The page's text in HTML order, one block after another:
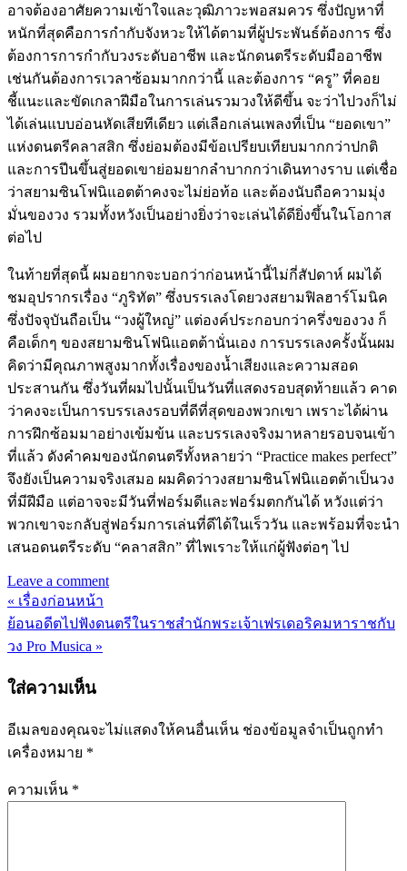
อาจต้องอาศัยความเข้าใจและวุฒิภาวะพอสมควร ซึ่งปัญหาที่
หนักที่สุดคือการกำกับจังหวะให้ได้ตามที่ผู้ประพันธ์ต้องการ ซึ่ง
ต้องการการกำกับวงระดับอาชีพ และนักดนตรีระดับมืออาชีพ
เช่นกันต้องการเวลาซ้อมมากกว่านี้ และต้องการ “ครู” ที่คอย
ชี้แนะและขัดเกลาฝีมือในการเล่นรวมวงให้ดีขึ้น จะว่าไปวงก็ไม่
ได้เล่นแบบอ่อนหัดเสียทีเดียว แต่เลือกเล่นเพลงที่เป็น “ยอดเขา”
แห่งดนตรีคลาสสิก ซึ่งย่อมต้องมีข้อเปรียบเทียบมากกว่าปกติ
และการปีนขึ้นสู่ยอดเขาย่อมยากลำบากกว่าเดินทางราบ แต่เชื่อ
ว่าสยามซินโฟนิแอตต้าคงจะไม่ย่อท้อ และต้องนับถือความมุ่ง
มั่นของวง รวมทั้งหวังเป็นอย่างยิ่งว่าจะเล่นได้ดียิ่งขึ้นในโอกาส
ต่อไป
ในท้ายที่สุดนี้ ผมอยากจะบอกว่าก่อนหน้านี้ไม่กี่สัปดาห์ ผมได้
ชมอุปรากรเรื่อง “ภูริทัต” ซึ่งบรรเลงโดยวงสยามฟิลฮาร์โมนิค
ซึ่งปัจจุบันถือเป็น “วงผู้ใหญ่” แต่องค์ประกอบกว่าครึ่งของวง ก็
คือเด็กๆ ของสยามซินโฟนิแอตต้านั่นเอง การบรรเลงครั้งนั้นผม
คิดว่ามีคุณภาพสูงมากทั้งเรื่องของน้ำเสียงและความสอด
ประสานกัน ซึ่งวันที่ผมไปนั้นเป็นวันที่แสดงรอบสุดท้ายแล้ว คาด
ว่าคงจะเป็นการบรรเลงรอบที่ดีที่สุดของพวกเขา เพราะได้ผ่าน
การฝึกซ้อมมาอย่างเข้มข้น และบรรเลงจริงมาหลายรอบจนเข้า
ที่แล้ว ดังคำคมของนักดนตรีทั้งหลายว่า “Practice makes perfect”
จึงยังเป็นความจริงเสมอ ผมคิดว่าวงสยามซินโฟนิแอตต้าเป็นวง
ที่มีฝีมือ แต่อาจจะมีวันที่ฟอร์มดีและฟอร์มตกกันได้ หวังแต่ว่า
พวกเขาจะกลับสู่ฟอร์มการเล่นที่ดีได้ในเร็ววัน และพร้อมที่จะนำ
เสนอดนตรีระดับ “คลาสสิก” ที่ไพเราะให้แก่ผู้ฟังต่อๆ ไป
Leave a comment
แนะแนว
เรื่อง
« เรื่องก่อนหน้า
ย้อนอดีตไปฟังดนตรีในราชสำนักพระเจ้าเฟรเดอริคมหาราชกับ
วง Pro Musica »
ใส่ความเห็น
อีเมลของคุณจะไม่แสดงให้คนอื่นเห็น ช่องข้อมูลจำเป็นถูกทำ
เครื่องหมาย *
ความเห็น *